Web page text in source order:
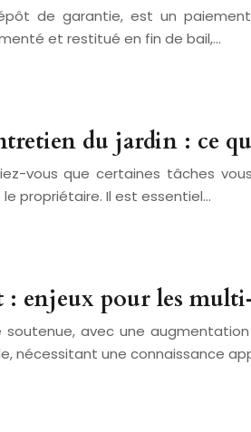
de garantie, est un
et restitué en fin de bail,…
du jardin : ce
vous que certaines tâches
propriétaire. Il est essentiel…
enjeux pour les
avec une
nécessitant une connaissance